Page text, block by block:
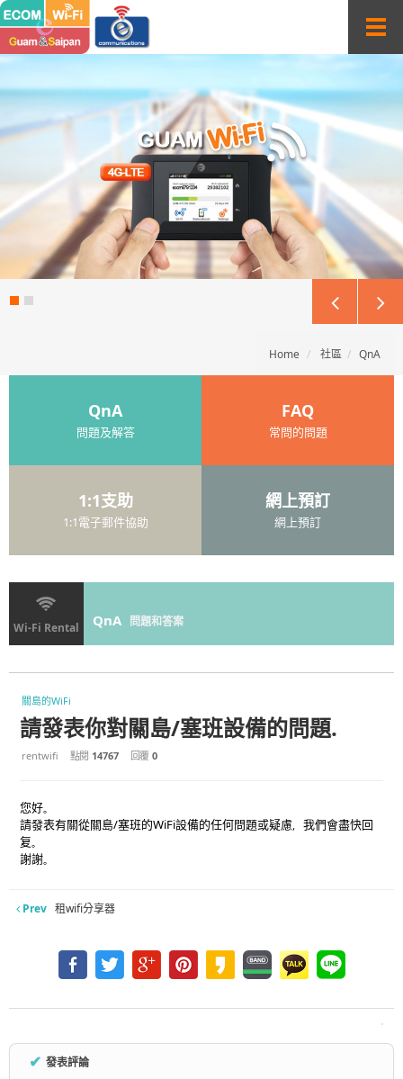
T
a
t
i
o
n
Home 社區 QnA
QnA
問題及解答
FAQ
常問的問題
1:1支助
1:1電子郵件協助
網上預訂
網上預訂
Wi-Fi Rental QnA 問題和答案
關島的WiFi
請發表你對關島/塞班設備的問題.
rentwifi 點閱 14767 回覆 0
您好。
請發表有關從關島/塞班的WiFi設備的任何問題或疑慮，我們會盡快回
复。
謝謝。
Prev 租wifi分享器
✔ 發表評論